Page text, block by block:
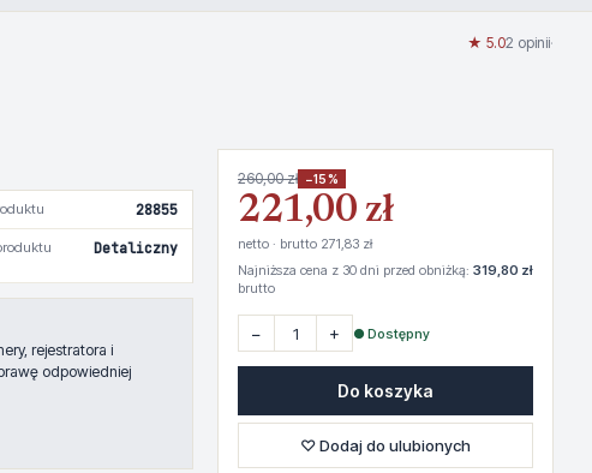
★ 5.02 opinii·
28855
Detaliczny
rejestratora i
odpowiedniej
260,00 zł −15%
221,00 zł
netto · brutto 271,83 zł
Najniższa cena z 30 dni przed obniżką: 319,80 zł
brutto
− + ● Dostępny
Do koszyka
♡ Dodaj do ulubionych